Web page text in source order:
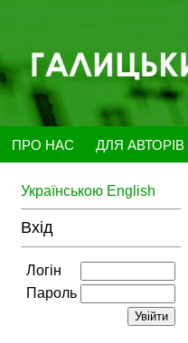
ПРО НАС ДЛЯ АВТОРІВ
Українською English
Вхід
Логін
Пароль